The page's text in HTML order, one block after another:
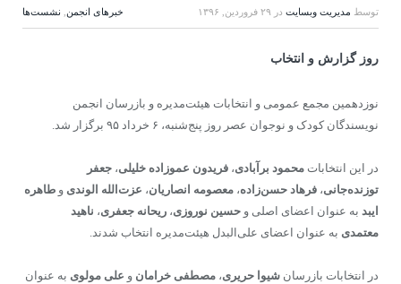
توسط مدیریت وبسایت در ۲۹ فروردین, ۱۳۹۶ خبرهای انجمن نشست‌ها
روز گزارش و انتخاب
نوزدهمین مجمع عمومی و انتخابات هیئت‌مدیره و بازرسان انجمن
نویسندگان کودک و نوجوان عصر روز پنج‌شنبه، ۶ خرداد ۹۵ برگزار شد.
در این انتخابات محمود برآبادی، فریدون عموزاده خلیلی، جعفر
توزنده‌جانی، فرهاد حسن‌زاده، معصومه انصاریان، عزت‌الله الوندی و طاهره
ایبد به عنوان اعضای اصلی و حسین نوروزی، ریحانه جعفری، ناهید
معتمدی به عنوان اعضای علی‌البدل هیئت‌مدیره انتخاب شدند.
در انتخابات بازرسان شیوا حریری، مصطفی خرامان و علی مولوی به عنوان